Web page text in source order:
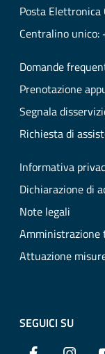
Posta
Centralino
Domande
Prenotazione
Segnala
Richiesta di
Informativa
Dichiarazione di
Note legali
Amministrazione
Attuazione
SEGUICI SU